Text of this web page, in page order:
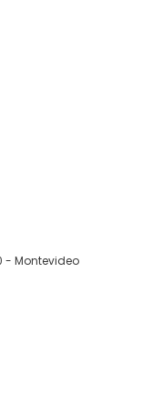
- Montevideo